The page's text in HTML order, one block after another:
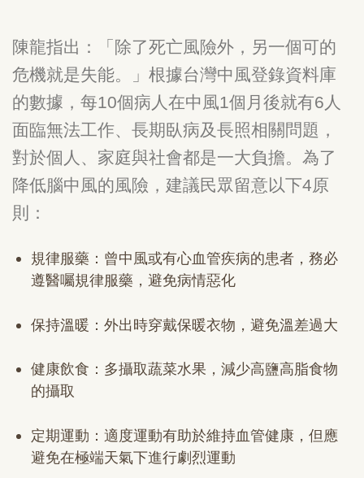
陳龍指出：「除了死亡風險外，另一個可的
危機就是失能。」根據台灣中風登錄資料庫
的數據，每10個病人在中風1個月後就有6 人
面臨無法工作、長期臥病及長照相關問題，
對於個人、家庭與社會都是一大負擔。為了
降低腦中風的風險，建議民眾留意以下4原
則：
規律服藥：曾中風或有心血管疾病的患者，務必
遵醫囑規律服藥，避免病情惡化
保持溫暖：外出時穿戴保暖衣物，避免溫差過大
健康飲食：多攝取蔬菜水果，減少高鹽高脂食物
的攝取
定期運動：適度運動有助於維持血管健康，但應
避免在極端天氣下進行劇烈運動